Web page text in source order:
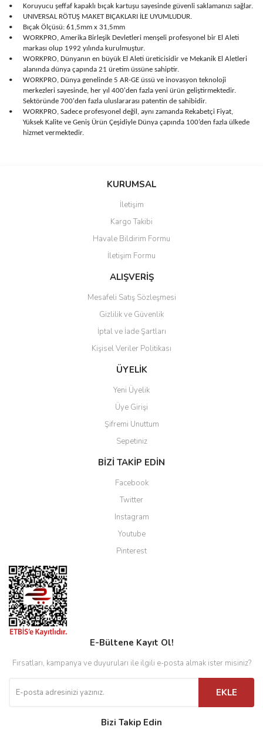
•
Koruyucu şeffaf kapaklı bıçak kartuşu sayesinde güvenli saklamanızı sağlar.
•
UNIVERSAL RÖTUŞ MAKET BIÇAKLARI İLE UYUMLUDUR.
•
Bıçak Ölçüsü: 61,5mm x 31,5mm
•
WORKPRO, Amerika Birleşik Devletleri menşeli profesyonel bir El Aleti
markası olup 1992 yılında kurulmuştur.
•
WORKPRO, Dünyanın en büyük El Aleti üreticisidir ve Mekanik El Aletleri
alanında dünya çapında 21 üretim üssüne sahiptir.
•
WORKPRO, Dünya genelinde 5 AR-GE üssü ve inovasyon teknoloji
merkezleri sayesinde, her yıl 400'den fazla yeni ürün geliştirmektedir.
Sektöründe 700'den fazla uluslararası patentin de sahibidir.
•
WORKPRO, Sadece profesyonel değil, aynı zamanda Rekabetçi Fiyat,
Yüksek Kalite ve Geniş Ürün Çeşidiyle Dünya çapında 100’den fazla ülkede
hizmet vermektedir.
Bu ürüne ilk yorumu siz yapın!
Ürün resmi kalitesiz, bozuk veya görüntülenemiyor.
Ürün açıklamasında eksik bilgiler bulunuyor.
Ürün bilgilerinde hatalar bulunuyor.
Ürün fiyatı diğer sitelerden daha pahalı.
Gönder
KURUMSAL
İletişim
Kargo Takibi
Havale Bildirim Formu
İletişim Formu
ALIŞVERİŞ
Mesafeli Satış Sözleşmesi
Gizlilik ve Güvenlik
İptal ve İade Şartları
Kişisel Veriler Politikası
ÜYELİK
Yeni Üyelik
Üye Girişi
Şifremi Unuttum
Sepetiniz
BİZİ TAKİP EDİN
Facebook
Twitter
Instagram
Youtube
Pinterest
E-Bültene Kayıt Ol!
Fırsatları, kampanya ve duyuruları ile ilgili e-posta almak ister misiniz?
EKLE
Bizi Takip Edin